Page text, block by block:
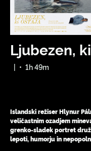
Ljubezen,
| • 1h 49m
Islandski režiser Hlynur
veličastnim ozadjem
grenko-sladek portret
lepoti, humorju in